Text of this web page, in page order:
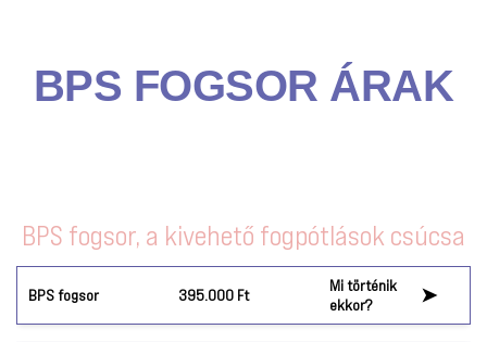
BPS FOGSOR ÁRAK
BPS fogsor, a kivehető fogpótlások csúcsa
BPS fogsor 395.000 Ft
Mi történik
ekkor?
➤